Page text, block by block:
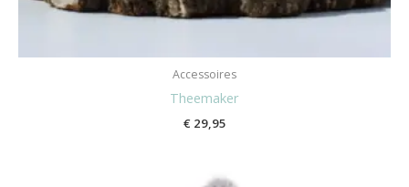
Accessoires
Theemaker
€ 29,95